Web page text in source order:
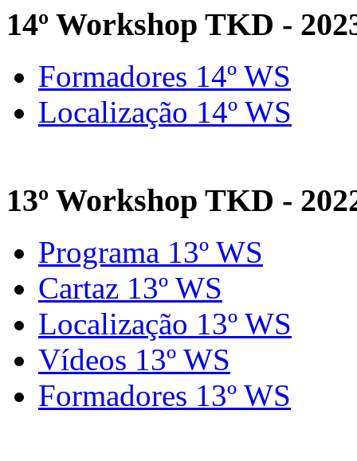
14º Workshop TKD -
Formadores 14º WS
Localização 14º WS
13º Workshop TKD -
Programa 13º WS
Cartaz 13º WS
Localização 13º WS
Vídeos 13º WS
Formadores 13º WS